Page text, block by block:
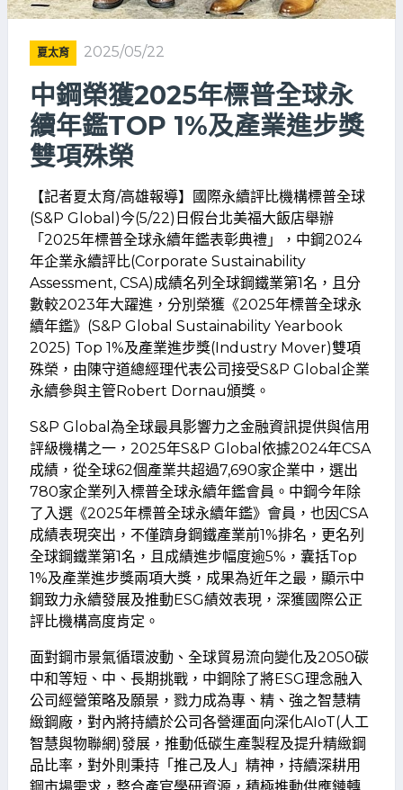
夏太育 2025/05/22
中鋼榮獲2025年標普全球永
續年鑑TOP 1%及產業進步獎
雙項殊榮
【記者夏太育/高雄報導】國際永續評比機構標普全球
(S&P Global)今(5/22)日假台北美福大飯店舉辦
「2025年標普全球永續年鑑表彰典禮」，中鋼2024
年企業永續評比(Corporate Sustainability
Assessment, CSA)成績名列全球鋼鐵業第1名，且分
數較2023年大躍進，分別榮獲《2025年標普全球永
續年鑑》(S&P Global Sustainability Yearbook
2025) Top 1%及產業進步獎(Industry Mover)雙項
殊榮，由陳守道總經理代表公司接受S&P Global企業
永續參與主管Robert Dornau頒獎。
S&P Global為全球最具影響力之金融資訊提供與信用
評級機構之一，2025年S&P Global依據2024年CSA
成績，從全球62個產業共超過7,690家企業中，選出
780家企業列入標普全球永續年鑑會員。中鋼今年除
了入選《2025年標普全球永續年鑑》會員，也因CSA
成績表現突出，不僅躋身鋼鐵產業前1%排名，更名列
全球鋼鐵業第1名，且成績進步幅度逾5%，囊括Top
1%及產業進步獎兩項大獎，成果為近年之最，顯示中
鋼致力永續發展及推動ESG績效表現，深獲國際公正
評比機構高度肯定。
面對鋼市景氣循環波動、全球貿易流向變化及2050碳
中和等短、中、長期挑戰，中鋼除了將ESG理念融入
公司經營策略及願景，戮力成為專、精、強之智慧精
緻鋼廠，對內將持續於公司各營運面向深化AIoT(人工
智慧與物聯網)發展，推動低碳生產製程及提升精緻鋼
品比率，對外則秉持「推己及人」精神，持續深耕用